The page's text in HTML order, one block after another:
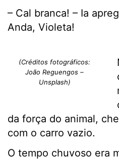
– Cal branca! – Ia
Anda, Violeta!
(Créditos fotográficos:
João Reguengos –
Unsplash)
da força do animal,
com o carro vazio.
O tempo chuvoso era